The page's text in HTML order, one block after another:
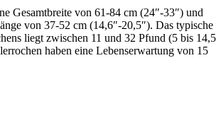
Gesamtbreite von 61-84 cm (24″-33″) und
von 37-52 cm (14,6″-20,5″). Das typische
liegt zwischen 11 und 32 Pfund (5 bis 14,5
haben eine Lebenserwartung von 15